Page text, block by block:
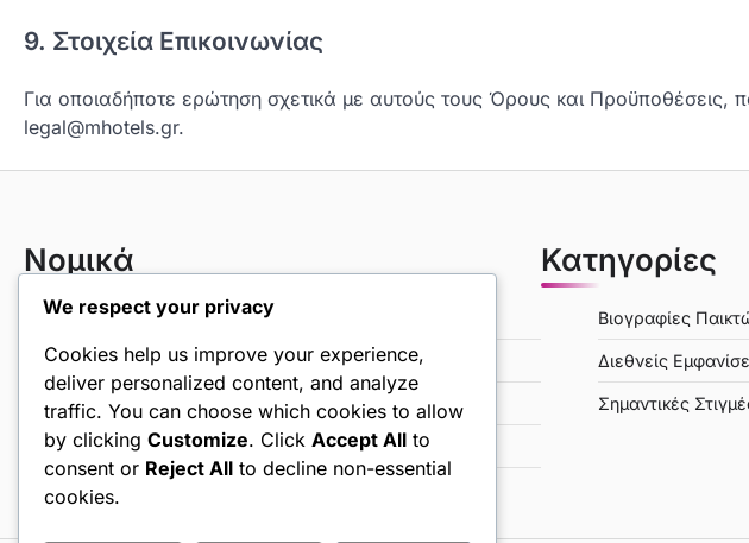
9. Στοιχεία Επικοινωνίας
Για οποιαδήποτε ερώτηση σχετικά με αυτούς τους Όρους και Προϋποθέσεις,
legal@mhotels.gr.
Νομικά
Πολιτική απορρήτου
Cookies και παρακολούθηση
Επικοινωνήστε μαζί μας
Όροι και προϋποθέσεις
Ποιοι είμαστε
Κατηγορίες
Βιογραφίες
Διεθνείς
Σημαντικές
We respect your privacy
Cookies help us improve your experience,
deliver personalized content, and analyze
traffic. You can choose which cookies to allow
by clicking Customize. Click Accept All to
consent or Reject All to decline non-essential
cookies.